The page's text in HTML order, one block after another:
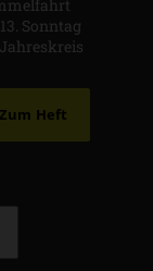
Sonntag
Zum Heft